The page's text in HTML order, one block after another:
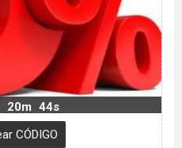
20m 43s